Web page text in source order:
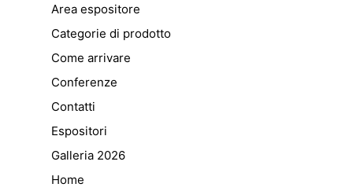
Area espositore
Categorie di prodotto
Come arrivare
Conferenze
Contatti
Espositori
Galleria 2026
Home